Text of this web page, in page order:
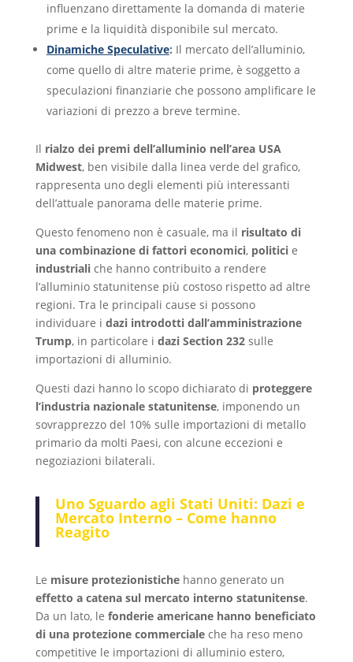
influenzano direttamente la domanda di materie
prime e la liquidità disponibile sul mercato.
Dinamiche Speculative: Il mercato dell’alluminio,
come quello di altre materie prime, è soggetto a
speculazioni finanziarie che possono amplificare le
variazioni di prezzo a breve termine.
Il rialzo dei premi dell’alluminio nell’area USA
Midwest, ben visibile dalla linea verde del grafico,
rappresenta uno degli elementi più interessanti
dell’attuale panorama delle materie prime.
Questo fenomeno non è casuale, ma il risultato di
una combinazione di fattori economici, politicie
industrialiche hanno contribuito a rendere
l’alluminio statunitense più costoso rispetto ad altre
regioni. Tra le principali cause si possono
individuare i dazi introdotti dall’amministrazione
Trump, in particolare i dazi Section 232sulle
importazioni di alluminio.
Questi dazi hanno lo scopo dichiarato di proteggere
l’industria nazionale statunitense, imponendo un
sovrapprezzo del 10% sulle importazioni di metallo
primario da molti Paesi, con alcune eccezioni e
negoziazioni bilaterali.
Uno Sguardo agli Stati Uniti: Dazi e
Mercato Interno – Come hanno
Reagito
Le misure protezionistichehanno generato un
effetto a catena sul mercato interno statunitense.
Da un lato, le fonderie americane hanno beneficiato
di una protezione commercialeche ha reso meno
competitive le importazioni di alluminio estero,